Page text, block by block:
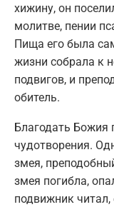
хижину, он
молитве, пении
Пища его была
жизни собрала к
подвигов, и
обитель.
Благодать Божия
чудотворения.
змея,
змея погибла,
подвижник